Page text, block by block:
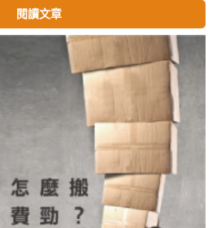
閱讀文章